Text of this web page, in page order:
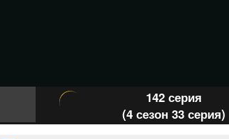
142 серия
(4 сезон 33 серия)